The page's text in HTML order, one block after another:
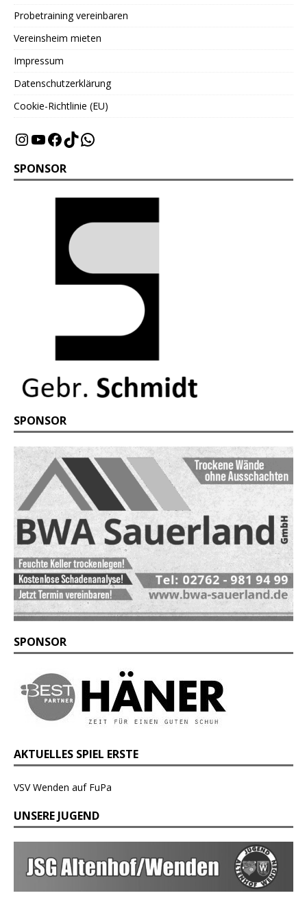
Probetraining vereinbaren
Vereinsheim mieten
Impressum
Datenschutzerklärung
Cookie-Richtlinie (EU)
SPONSOR
SPONSOR
SPONSOR
AKTUELLES SPIEL ERSTE
VSV Wenden auf FuPa
UNSERE JUGEND